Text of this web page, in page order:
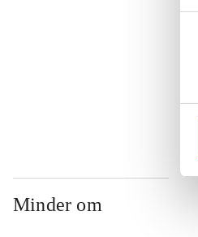
Minder om